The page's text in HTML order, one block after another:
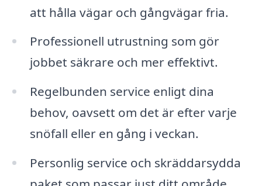
att hålla vägar och gångvägar fria.
Professionell utrustning som gör
jobbet säkrare och mer effektivt.
Regelbunden service enligt dina
behov, oavsett om det är efter varje
snöfall eller en gång i veckan.
Personlig service och skräddarsydda